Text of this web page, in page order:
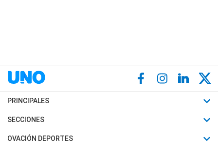
PRINCIPALES
Últimas Noticias
Política
SECCIONES
Horóscopo
OVACIÓN DEPORTES